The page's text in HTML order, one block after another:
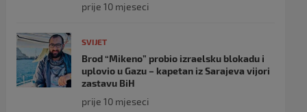
prije 10 mjeseci
SVIJET
Brod “Mikeno” probio izraelsku blokadu i
uplovio u Gazu – kapetan iz Sarajeva vijori
zastavu BiH
prije 10 mjeseci